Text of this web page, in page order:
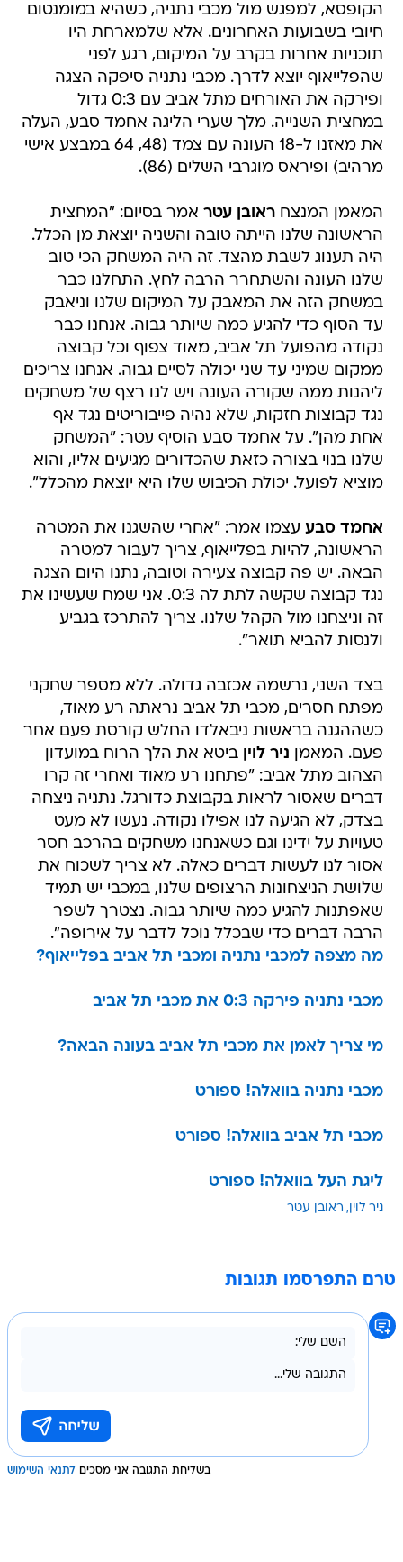
הקופסא, למפגש מול מכבי נתניה, כשהיא במומנטום
חיובי בשבועות האחרונים. אלא שלמארחת היו
תוכניות אחרות בקרב על המיקום, רגע לפני
שהפלייאוף יוצא לדרך. מכבי נתניה סיפקה הצגה
ופירקה את האורחים מתל אביב עם 0:3 גדול
במחצית השנייה. מלך שערי הליגה אחמד סבע, העלה
את מאזנו ל-18 העונה עם צמד (48, 64 במבצע אישי
מרהיב) ופיראס מוגרבי השלים (86).
המאמן המנצחראובן עטר אמר בסיום: "המחצית
הראשונה שלנו הייתה טובה והשניה יוצאת מן הכלל.
היה תענוג לשבת מהצד. זה היה המשחק הכי טוב
שלנו העונה והשתחרר הרבה לחץ. התחלנו כבר
במשחק הזה את המאבק על המיקום שלנו וניאבק
עד הסוף כדי להגיע כמה שיותר גבוה. אנחנו כבר
נקודה מהפועל תל אביב, מאוד צפוף וכל קבוצה
ממקום שמיני עד שני יכולה לסיים גבוה. אנחנו צריכים
ליהנות ממה שקורה העונה ויש לנו רצף של משחקים
נגד קבוצות חזקות, שלא נהיה פייבוריטים נגד אף
אחת מהן". על אחמד סבע הוסיף עטר: "המשחק
שלנו בנוי בצורה כזאת שהכדורים מגיעים אליו, והוא
מוציא לפועל. יכולת הכיבוש שלו היא יוצאת מהכלל".
אחמד סבע עצמו אמר: "אחרי שהשגנו את המטרה
הראשונה, להיות בפלייאוף, צריך לעבור למטרה
הבאה. יש פה קבוצה צעירה וטובה, נתנו היום הצגה
נגד קבוצה שקשה לתת לה 0:3. אני שמח שעשינו את
זה וניצחנו מול הקהל שלנו. צריך להתרכז בגביע
ולנסות להביא תואר".
בצד השני, נרשמה אכזבה גדולה. ללא מספר שחקני
מפתח חסרים, מכבי תל אביב נראתה רע מאוד,
כשההגנה בראשות ניבאלדו החלש קורסת פעם אחר
פעם. המאמן ניר לוין ביטא את הלך הרוח במועדון
הצהוב מתל אביב: "פתחנו רע מאוד ואחרי זה קרו
דברים שאסור לראות בקבוצת כדורגל. נתניה ניצחה
בצדק, לא הגיעה לנו אפילו נקודה. נעשו לא מעט
טעויות על ידינו וגם כשאנחנו משחקים בהרכב חסר
אסור לנו לעשות דברים כאלה. לא צריך לשכוח את
שלושת הניצחונות הרצופים שלנו, במכבי יש תמיד
שאפתנות להגיע כמה שיותר גבוה. נצטרך לשפר
הרבה דברים כדי שבכלל נוכל לדבר על אירופה".
מה מצפה למכבי נתניה ומכבי תל אביב בפלייאוף?
מכבי נתניה פירקה 0:3 את מכבי תל אביב
מי צריך לאמן את מכבי תל אביב בעונה הבאה?
מכבי נתניה בוואלה! ספורט
מכבי תל אביב בוואלה! ספורט
ליגת העל בוואלה! ספורט
ניר לוין ראובן עטר
טרם התפרסמו תגובות
בשליחת התגובה אני מסכים לתנאי השימוש